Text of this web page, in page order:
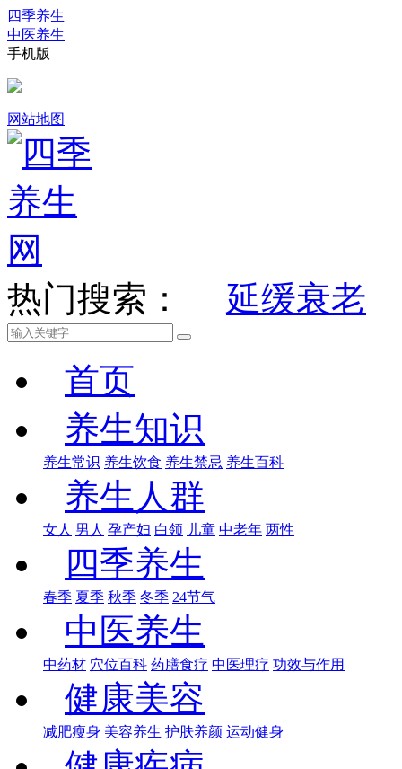
四季养生
中医养生
手机版
网站地图
热门搜索： 延缓衰老
首页
养生知识
养生常识 养生饮食 养生禁忌 养生百科
养生人群
女人 男人 孕产妇 白领 儿童 中老年 两性
四季养生
春季 夏季 秋季 冬季 24节气
中医养生
中药材 穴位百科 药膳食疗 中医理疗 功效与作用
健康美容
减肥瘦身 美容养生 护肤养颜 运动健身